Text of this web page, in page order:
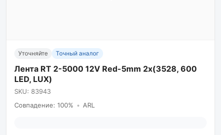
Уточняйте Точный аналог
Лента RT 2-5000 12V Red-5mm 2х(3528, 600
LED, LUX)
SKU: 83943
Совпадение: 100% • ARL